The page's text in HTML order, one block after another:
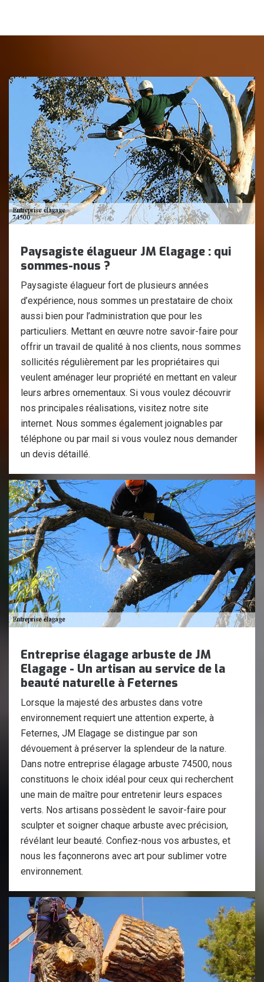
Paysagiste élagueur JM Elagage : qui
sommes-nous ?
Paysagiste élagueur fort de plusieurs années
d’expérience, nous sommes un prestataire de choix
aussi bien pour l’administration que pour les
particuliers. Mettant en œuvre notre savoir-faire pour
offrir un travail de qualité à nos clients, nous sommes
sollicités régulièrement par les propriétaires qui
veulent aménager leur propriété en mettant en valeur
leurs arbres ornementaux. Si vous voulez découvrir
nos principales réalisations, visitez notre site
internet. Nous sommes également joignables par
téléphone ou par mail si vous voulez nous demander
un devis détaillé.
Entreprise élagage arbuste de JM
Elagage - Un artisan au service de la
beauté naturelle à Feternes
Lorsque la majesté des arbustes dans votre
environnement requiert une attention experte, à
Feternes, JM Elagage se distingue par son
dévouement à préserver la splendeur de la nature.
Dans notre entreprise élagage arbuste 74500, nous
constituons le choix idéal pour ceux qui recherchent
une main de maître pour entretenir leurs espaces
verts. Nos artisans possèdent le savoir-faire pour
sculpter et soigner chaque arbuste avec précision,
révélant leur beauté. Confiez-nous vos arbustes, et
nous les façonnerons avec art pour sublimer votre
environnement.